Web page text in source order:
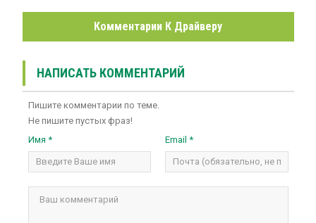
Комментарии К Драйверу
НАПИСАТЬ КОММЕНТАРИЙ
Пишите комментарии по теме.
Не пишите пустых фраз!
Имя *
Email *